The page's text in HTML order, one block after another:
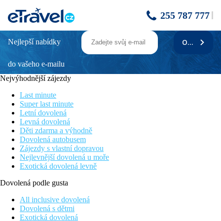
255 787 777
HARMONY VALLEY RESORT -
Rekreační pobyt
Popis
Harmony Valley Resort se nachází v klidném a přírodně
atraktivním
prostředí, které nabízí ideální zázemí pro odpočinek i nenáročný
pobyt. Díky své poloze mimo rušná centra poskytuje hostům
soukromí
a klid.
Resort nabízí moderně a komfortně zařízené ubytování
s důrazem na
jak pro páry
hledající klidný pobyt, tak pro rodiny či jednotlivce, kteří si
chtějí
dopřát relax v přírodním prostředí.
Nejlepší nabídky
do vašeho e-mailu
ODEBÍRAT
Nejvýhodnější zájezdy
Last minute
Super last minute
Letní dovolená
Levná dovolená
Děti zdarma a výhodně
Dovolená autobusem
Zájezdy s vlastní dopravou
Nejlevnější dovolená u moře
Exotická dovolená levně
Dovolená podle gusta
All inclusive dovolená
Dovolená s dětmi
Exotická dovolená